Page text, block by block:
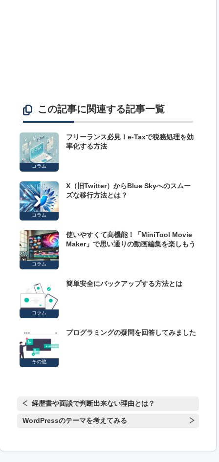
この記事に関連する記事一覧
コラム
フリーランス必見！e-Taxで税務処理を効
率化する方法
コラム
X（旧Twitter）からBlue Skyへのスムー
ズな移行方法とは？
コラム
使いやすくて高機能！「MiniTool Movie
Maker」で思い通りの動画編集を楽しもう
コラム
簡単安全にバックアップする方法とは
その他
プログラミングの疑問を回答してみました
経歴書や面談で判断出来ない理由とは？
WordPressのテーマを考えてみる